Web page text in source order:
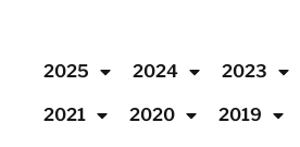
2025 2024 2023
2021 2020 2019